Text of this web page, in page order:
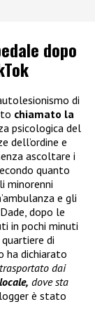
dopo
di
chiamato la
psicologica del
dell’ordine e
ascoltare i
quanto
minorenni
e gli
dopo le
in pochi minuti
di
ha dichiarato
dai
dove sta
è stato